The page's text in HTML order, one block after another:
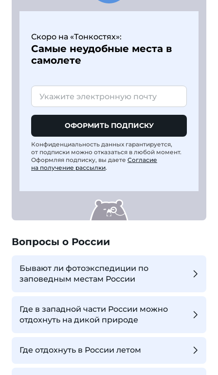
Скоро на «Тонкостях»:
Самые неудобные места в
самолете
ОФОРМИТЬ ПОДПИСКУ
Конфиденциальность данных гарантируется,
от подписки можно отказаться в любой момент.
Оформляя подписку, вы даете Согласие
на получение рассылки.
Вопросы о России
Бывают ли фотоэкспедиции по
заповедным местам России
Где в западной части России можно
отдохнуть на дикой природе
Где отдохнуть в России летом